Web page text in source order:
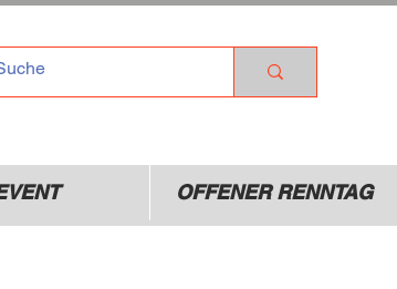
OFFENER RENNTAG